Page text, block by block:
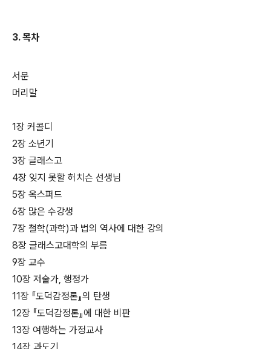
3.목차
서문
머리말
1장 커콜디
2장 소년기
3장 글래스고
4장 잊지 못할 허치슨 선생님
5장 옥스퍼드
6장 많은 수강생
7장 철학(과학)과 법의 역사에 대한 강의
8장 글래스고대학의 부름
9장 교수
10장 저술가, 행정가
11장 『도덕감정론』의 탄생
12장 『도덕감정론』에 대한 비판
13장 여행하는 가정교사